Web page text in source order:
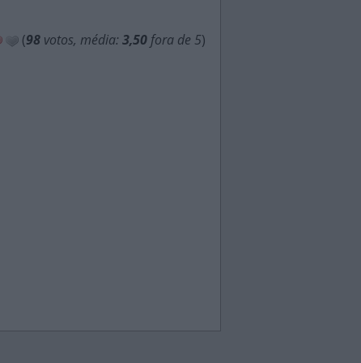
(98 votos, média: 3,50 fora de 5)